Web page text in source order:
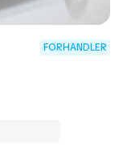
FORHANDLER